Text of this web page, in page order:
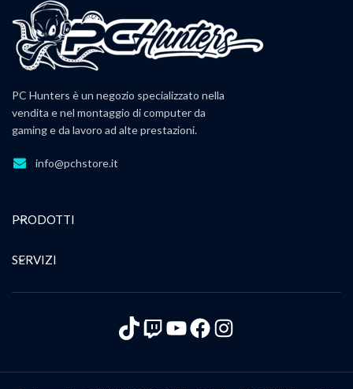
PC Hunters è un negozio specializzato nella
vendita e nel montaggio di computer da
gaming e da lavoro ad alte prestazioni.
info@pchstore.it
PRODOTTI
SERVIZI
TikTok
Twitch
YouTube
Facebook
Instagram